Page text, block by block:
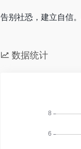
告别社恐，建立自信
数据统计